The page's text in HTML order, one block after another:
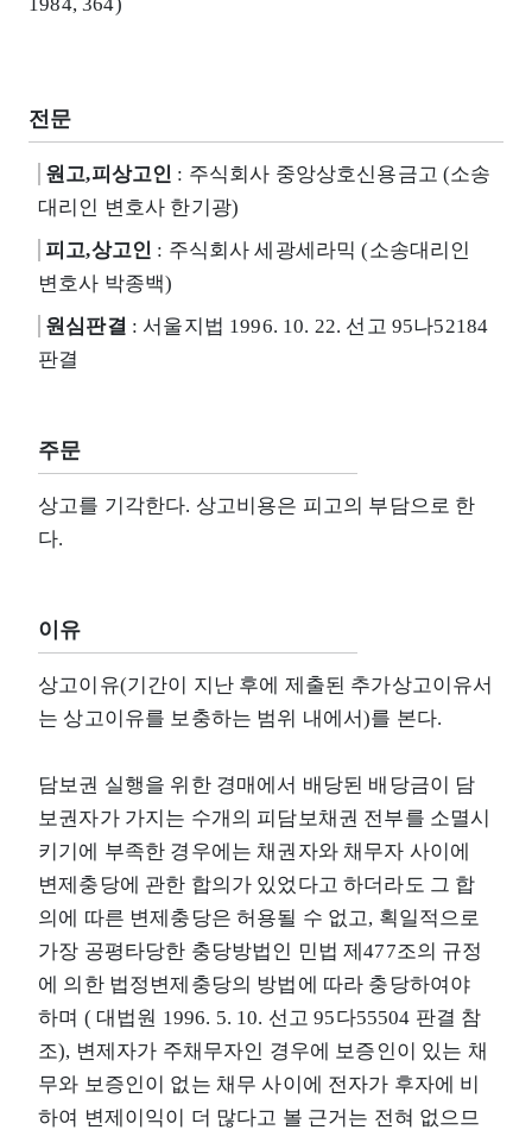
전문
원고,피상고인 : 주식회사 중앙상호신용금고 (소송
대리인 변호사 한기광)
피고,상고인 : 주식회사 세광세라믹 (소송대리인
변호사 박종백)
원심판결 : 서울지법 1996. 10. 22. 선고 95나52184
판결
주문
상고를 기각한다. 상고비용은 피고의 부담으로 한
다.
이유
상고이유(기간이 지난 후에 제출된 추가상고이유서
는 상고이유를 보충하는 범위 내에서)를 본다.
담보권 실행을 위한 경매에서 배당된 배당금이 담
보권자가 가지는 수개의 피담보채권 전부를 소멸시
키기에 부족한 경우에는 채권자와 채무자 사이에
변제충당에 관한 합의가 있었다고 하더라도 그 합
의에 따른 변제충당은 허용될 수 없고, 획일적으로
가장 공평타당한 충당방법인 민법 제477조의 규정
에 의한 법정변제충당의 방법에 따라 충당하여야
하며 ( 대법원 1996. 5. 10. 선고 95다55504 판결 참
조), 변제자가 주채무자인 경우에 보증인이 있는 채
무와 보증인이 없는 채무 사이에 전자가 후자에 비
하여 변제이익이 더 많다고 볼 근거는 전혀 없으므